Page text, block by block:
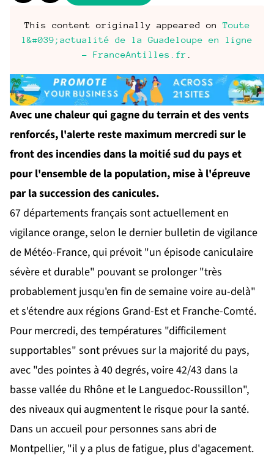
This content originally appeared on Toute
l&#039;actualité de la Guadeloupe en ligne
- FranceAntilles.fr
Avec une chaleur qui gagne du terrain et des vents
renforcés, l'alerte reste maximum mercredi sur le
front des incendies dans la moitié sud du pays et
pour l'ensemble de la population, mise à l'épreuve
par la succession des canicules.
67 départements français sont actuellement en
vigilance orange, selon le dernier bulletin de vigilance
de Météo-France, qui prévoit "un épisode caniculaire
sévère et durable" pouvant se prolonger "très
probablement jusqu'en fin de semaine voire au-delà"
et s'étendre aux régions Grand-Est et Franche-Comté.
Pour mercredi, des températures "difficilement
supportables" sont prévues sur la majorité du pays,
avec "des pointes à 40 degrés, voire 42/43 dans la
basse vallée du Rhône et le Languedoc-Roussillon",
des niveaux qui augmentent le risque pour la santé.
Dans un accueil pour personnes sans abri de
Montpellier, "il y a plus de fatigue, plus d'agacement.